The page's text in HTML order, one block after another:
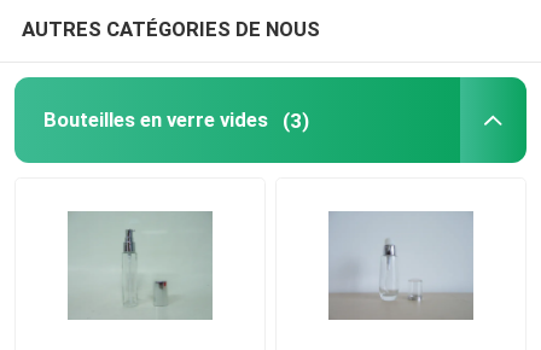
Pp empaquetant la boîte
AUTRES CATÉGORIES DE NOUS
Bouteilles en verre vides (3)